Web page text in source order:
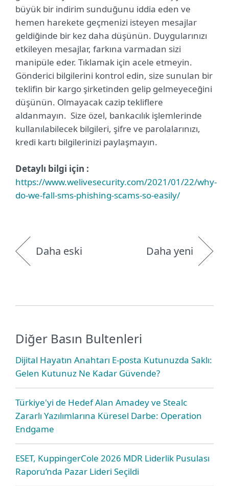
büyük bir indirim sunduğunu iddia eden ve
hemen harekete geçmenizi isteyen mesajlar
geldiğinde bir kez daha düşünün. Duygularınızı
etkileyen mesajlar, farkına varmadan sizi
manipüle eder. Tıklamak için acele etmeyin.
Gönderici bilgilerini kontrol edin, size sunulan bir
teklifin bir kargo şirketinden gelip gelmeyeceğini
düşünün. Olmayacak cazip tekliflere
aldanmayın. Size özel, bankacılık işlemlerinde
kullanılabilecek bilgileri, şifre ve parolalarınızı,
kredi kartı bilgilerinizi paylaşmayın.
Detaylı bilgi için :
https://www.welivesecurity.com/2021/01/22/why-
do-we-fall-sms-phishing-scams-so-easily/
Daha eski Daha yeni
Diğer Basın Bultenleri
Dijital Hayatın Anahtarı E-posta Kutunuzda Saklı:
Gelen Kutunuz Ne Kadar Güvende?
Türkiye'yi de Hedef Alan Amadey ve Stealc
Zararlı Yazılımlarına Küresel Darbe: Operation
Endgame
ESET, KuppingerCole 2026 MDR Liderlik Pusulası
Raporu’nda Pazar Lideri Seçildi